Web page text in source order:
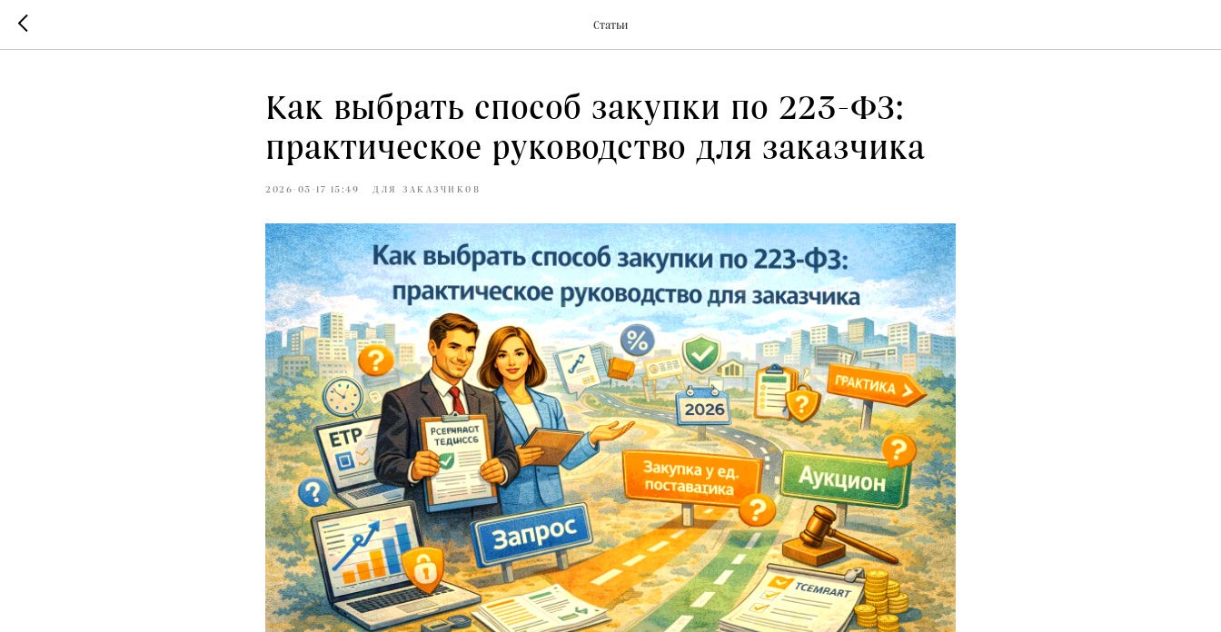
Статьи
Как выбрать способ закупки по 223-ФЗ:
практическое руководство для заказчика
2026-03-17 15:49 ДЛЯ ЗАКАЗЧИКОВ